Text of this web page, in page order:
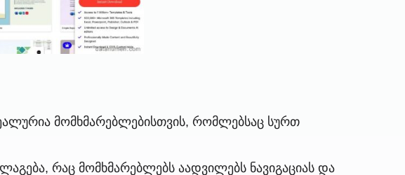
მომხმარებლებისთვის, რომლებსაც სურთ
რაც მომხმარებლებს აადვილებს ნავიგაციას და